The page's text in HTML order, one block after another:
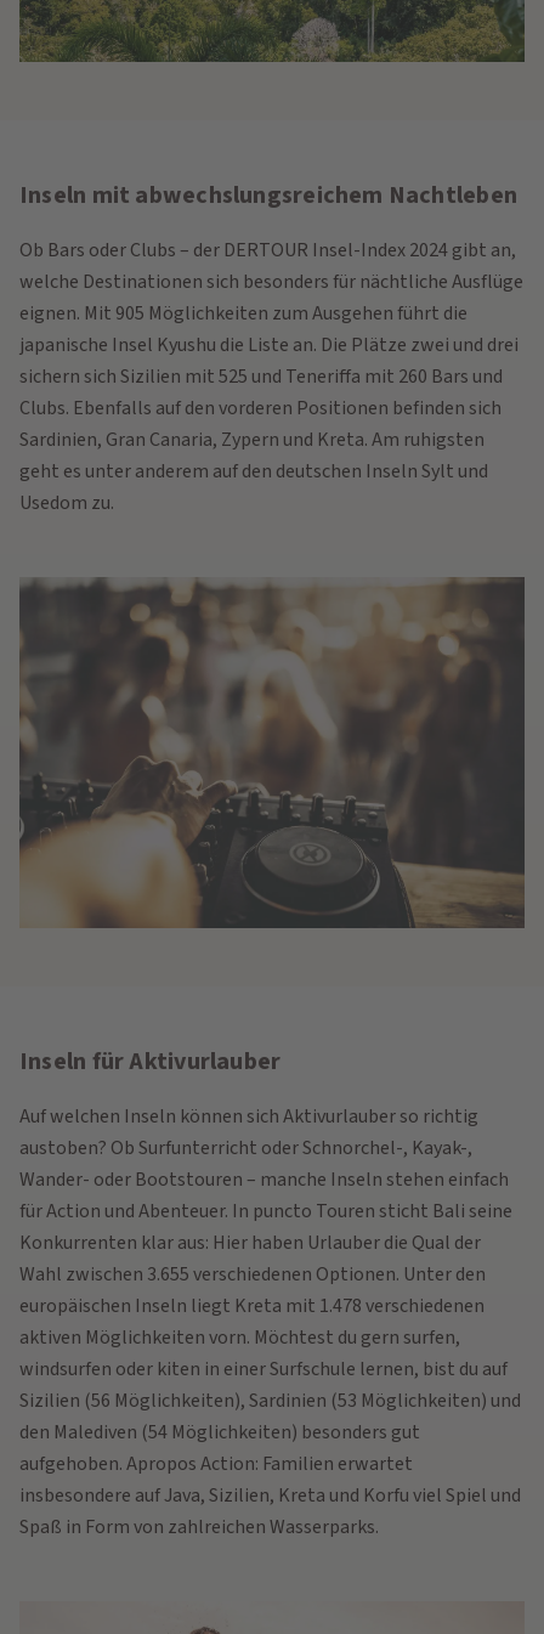
Inseln mit abwechslungsreichem Nachtleben
Ob Bars oder Clubs – der DERTOUR Insel-Index 2024 gibt an,
welche Destinationen sich besonders für nächtliche Ausflüge
eignen. Mit 905 Möglichkeiten zum Ausgehen führt die
japanische Insel Kyushu die Liste an. Die Plätze zwei und drei
sichern sich Sizilien mit 525 und Teneriffa mit 260 Bars und
Clubs. Ebenfalls auf den vorderen Positionen befinden sich
Sardinien, Gran Canaria, Zypern und Kreta. Am ruhigsten
geht es unter anderem auf den deutschen Inseln Sylt und
Usedom zu.
Inseln für Aktivurlauber
Auf welchen Inseln können sich Aktivurlauber so richtig
austoben? Ob Surfunterricht oder Schnorchel-, Kayak-,
Wander- oder Bootstouren – manche Inseln stehen einfach
für Action und Abenteuer. In puncto Touren sticht Bali seine
Konkurrenten klar aus: Hier haben Urlauber die Qual der
Wahl zwischen 3.655 verschiedenen Optionen. Unter den
europäischen Inseln liegt Kreta mit 1.478 verschiedenen
aktiven Möglichkeiten vorn. Möchtest du gern surfen,
windsurfen oder kiten in einer Surfschule lernen, bist du auf
Sizilien (56 Möglichkeiten), Sardinien (53 Möglichkeiten) und
den Malediven (54 Möglichkeiten) besonders gut
aufgehoben. Apropos Action: Familien erwartet
insbesondere auf Java, Sizilien, Kreta und Korfu viel Spiel und
Spaß in Form von zahlreichen Wasserparks.